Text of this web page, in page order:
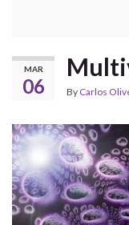
MAR
06 By Carlos